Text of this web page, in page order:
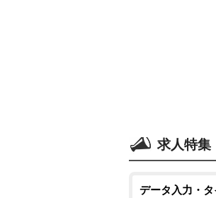
求人特集
データ入力・